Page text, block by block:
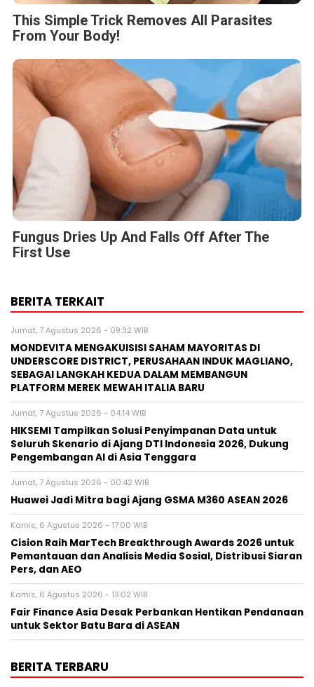
This Simple Trick Removes All Parasites
From Your Body!
Fungus Dries Up And Falls Off After The
First Use
BERITA TERKAIT
Jumat, 7 Agustus 2026 - 09:32 WIB
MONDEVITA MENGAKUISISI SAHAM MAYORITAS DI
UNDERSCORE DISTRICT, PERUSAHAAN INDUK MAGLIANO,
SEBAGAI LANGKAH KEDUA DALAM MEMBANGUN
PLATFORM MEREK MEWAH ITALIA BARU
Jumat, 7 Agustus 2026 - 04:14 WIB
HIKSEMI Tampilkan Solusi Penyimpanan Data untuk
Seluruh Skenario di Ajang DTI Indonesia 2026, Dukung
Pengembangan AI di Asia Tenggara
Jumat, 7 Agustus 2026 - 00:42 WIB
Huawei Jadi Mitra bagi Ajang GSMA M360 ASEAN 2026
Kamis, 6 Agustus 2026 - 17:00 WIB
Cision Raih MarTech Breakthrough Awards 2026 untuk
Pemantauan dan Analisis Media Sosial, Distribusi Siaran
Pers, dan AEO
Kamis, 6 Agustus 2026 - 13:02 WIB
Fair Finance Asia Desak Perbankan Hentikan Pendanaan
untuk Sektor Batu Bara di ASEAN
BERITA TERBARU